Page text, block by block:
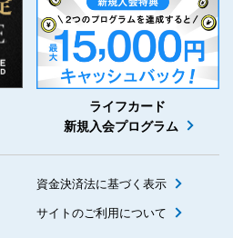
資金決済法に基づく表示
サイトのご利用について
ライフカード
新規入会プログラム